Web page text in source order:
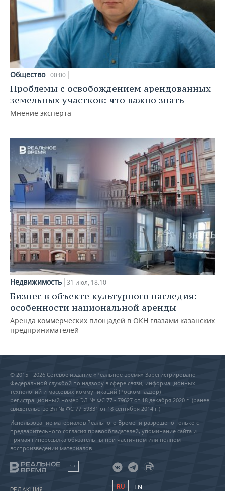
Общество 00:00
Проблемы с освобождением арендованных
земельных участков: что важно знать
Мнение эксперта
Недвижимость 31 июл, 18:10
Бизнес в объекте культурного наследия:
особенности национальной аренды
Аренда коммерческих площадей в ОКН глазами казанских
предпринимателей
© 2015 - 2026 Сетевое издание «Реальное время» Зарегистрировано
Федеральной службой по надзору в сфере связи, информационных
технологий и массовых коммуникаций (Роскомнадзор) –
регистрационный номер ЭЛ № ФС 77 - 79627 от 18 декабря 2020 г. (ранее
свидетельство Эл № ФС 77-59331 от 18 сентября 2014 г.)
Использование материалов Реального Времени разрешено только с
предварительного согласия правообладателей, упоминание сайта и
прямая гиперссылка обязательны при частичном или полном
воспроизведении материалов.
18+
RU EN